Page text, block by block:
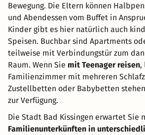
Bewegung. Die Eltern können
und Abendessen vom Buffet in
Kinder gibt es hier natürlich auch
Speisen. Buchbar sind Apartments
teilweise mit Verbindungstür zum
Raum. Wenn Sie mit Teenager reisen,
Familienzimmer mit mehreren
Zustellbetten oder Babybetten
zur Verfügung.
Die Stadt Bad Kissingen erwartet Sie
Familienunterkünften in